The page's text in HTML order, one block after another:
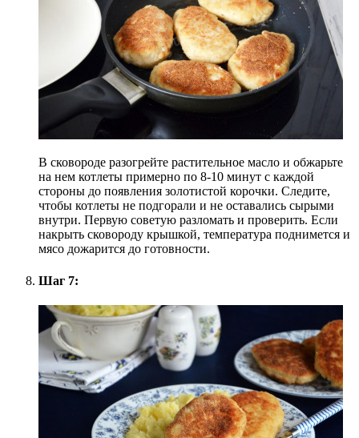
В сковороде разогрейте растительное масло и обжарьте
на нем котлеты примерно по 8-10 минут с каждой
стороны до появления золотистой корочки. Следите,
чтобы котлеты не подгорали и не оставались сырыми
внутри. Первую советую разломать и проверить. Если
накрыть сковороду крышкой, температура поднимется и
мясо дожарится до готовности.
Шаг 7: